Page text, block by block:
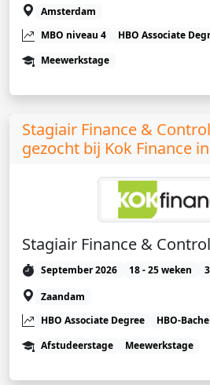
Amsterdam
MBO niveau 4
HBO Associate
Meewerkstage
Stagiair Finance &
gezocht bij Kok Finance
Stagiair Finance &
September 2026 18 - 25 weken
Zaandam
HBO Associate Degree
HBO-
Afstudeerstage
Meewerkstage